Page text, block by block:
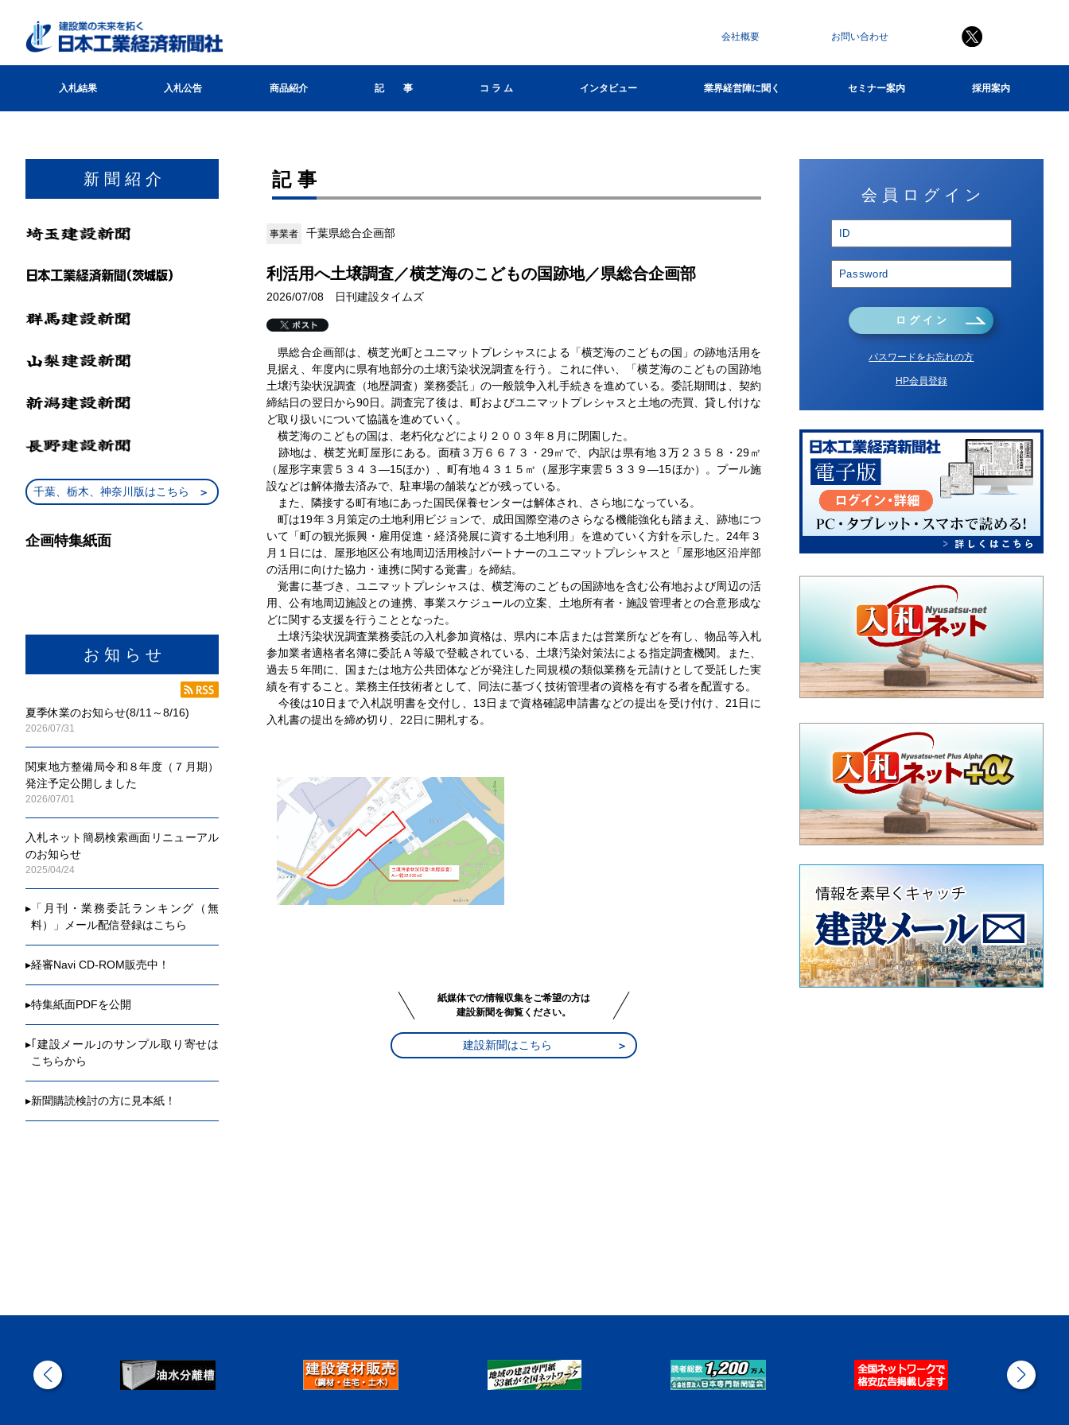
会社概要 お問い合わせ
入札結果 入札公告 商品紹介 記 事 コ ラ ム インタビュー 業界経営陣に聞く セミナー案内 採用案内
新 聞 紹 介
千葉、栃木、神奈川版はこちら
企画特集紙面
お 知 ら せ
夏季休業のお知らせ(8/11～8/16)
2026/07/31
関東地方整備局令和８年度（７月期）
発注予定公開しました
2026/07/01
入札ネット簡易検索画面リニューアル
のお知らせ
2025/04/24
▸ 「月刊・業務委託ランキング（無
料）」メール配信登録はこちら
▸経審Navi CD-ROM販売中！
▸特集紙面PDFを公開
▸ ｢建設メール｣のサンプル取り寄せは
こちらから
▸新聞購読検討の方に見本紙！
記事
事業者 千葉県総合企画部
利活用へ土壌調査／横芝海のこどもの国跡地／県総合企画部
2026/07/08 日刊建設タイムズ
県総合企画部は、横芝光町とユニマットプレシャスによる「横芝海のこどもの国」の跡地活用を
見据え、年度内に県有地部分の土壌汚染状況調査を行う。これに伴い、「横芝海のこどもの国跡地
土壌汚染状況調査（地歴調査）業務委託」の一般競争入札手続きを進めている。委託期間は、契約
締結日の翌日から90日。調査完了後は、町およびユニマットプレシャスと土地の売買、貸し付けな
ど取り扱いについて協議を進めていく。
横芝海のこどもの国は、老朽化などにより２００３年８月に閉園した。
跡地は、横芝光町屋形にある。面積３万６６７３・29㎡で、内訳は県有地３万２３５８・29㎡
（屋形字東雲５３４３―15ほか）、町有地４３１５㎡（屋形字東雲５３３９―15ほか）。プール施
設などは解体撤去済みで、駐車場の舗装などが残っている。
また、隣接する町有地にあった国民保養センターは解体され、さら地になっている。
町は19年３月策定の土地利用ビジョンで、成田国際空港のさらなる機能強化も踏まえ、跡地につ
いて「町の観光振興・雇用促進・経済発展に資する土地利用」を進めていく方針を示した。24年３
月１日には、屋形地区公有地周辺活用検討パートナーのユニマットプレシャスと「屋形地区沿岸部
の活用に向けた協力・連携に関する覚書」を締結。
覚書に基づき、ユニマットプレシャスは、横芝海のこどもの国跡地を含む公有地および周辺の活
用、公有地周辺施設との連携、事業スケジュールの立案、土地所有者・施設管理者との合意形成な
どに関する支援を行うこととなった。
土壌汚染状況調査業務委託の入札参加資格は、県内に本店または営業所などを有し、物品等入札
参加業者適格者名簿に委託Ａ等級で登載されている、土壌汚染対策法による指定調査機関。また、
過去５年間に、国または地方公共団体などが発注した同規模の類似業務を元請けとして受託した実
績を有すること。業務主任技術者として、同法に基づく技術管理者の資格を有する者を配置する。
今後は10日まで入札説明書を交付し、13日まで資格確認申請書などの提出を受け付け、21日に
入札書の提出を締め切り、22日に開札する。
紙媒体での情報収集をご希望の方は
建設新聞を御覧ください。
建設新聞はこちら
会 員 ロ グ イ ン
ロ グ イ ン
パスワードをお忘れの方
HP会員登録